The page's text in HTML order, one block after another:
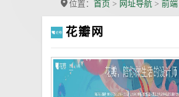
位置： 首页 > 网址导航 > 前端
花瓣网